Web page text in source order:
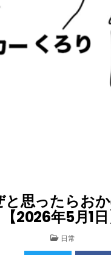
と思ったらお
【2026年5月1日
POSTED
IN
日常